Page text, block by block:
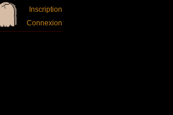
Inscription
Connexion